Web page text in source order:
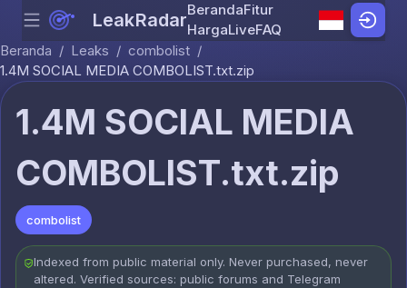
Skip to content
Menu LeakRadarBerandaFitur
HargaLiveFAQ
Beranda / Leaks / combolist /
1.4M SOCIAL MEDIA COMBOLIST.txt.zip
1.4M SOCIAL MEDIA
COMBOLIST.txt.zip
combolist
Indexed from public material only. Never purchased, never
altered. Verified sources: public forums and Telegram